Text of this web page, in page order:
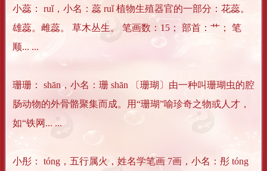
小蕊： ruǐ，小名：蕊 ruǐ 植物生殖器官的一部分：花蕊。
雄蕊。雌蕊。 草木丛生。 笔画数：15； 部首：艹； 笔
顺... ...
珊珊： shān，小名：珊 shān 〔珊瑚〕由一种叫珊瑚虫的腔
肠动物的外骨骼聚集而成。用“珊瑚”喻珍奇之物或人才，
如“铁网... ...
小彤： tóng，五行属火，姓名学笔画 7画，小名：彤 tóng